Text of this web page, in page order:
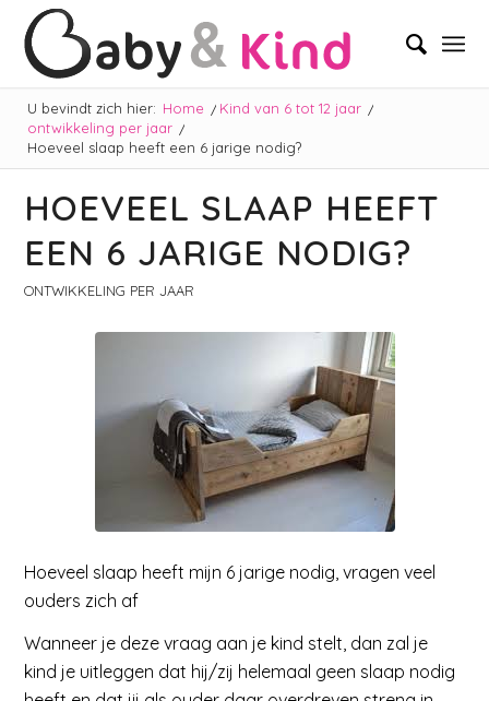
U bevindt zich hier: Home / Kind van 6 tot 12 jaar /
ontwikkeling per jaar /
Hoeveel slaap heeft een 6 jarige nodig?
HOEVEEL SLAAP HEEFT
EEN 6 JARIGE NODIG?
ONTWIKKELING PER JAAR
Hoeveel slaap heeft mijn 6 jarige nodig, vragen veel
ouders zich af
Wanneer je deze vraag aan je kind stelt, dan zal je
kind je uitleggen dat hij/zij helemaal geen slaap nodig